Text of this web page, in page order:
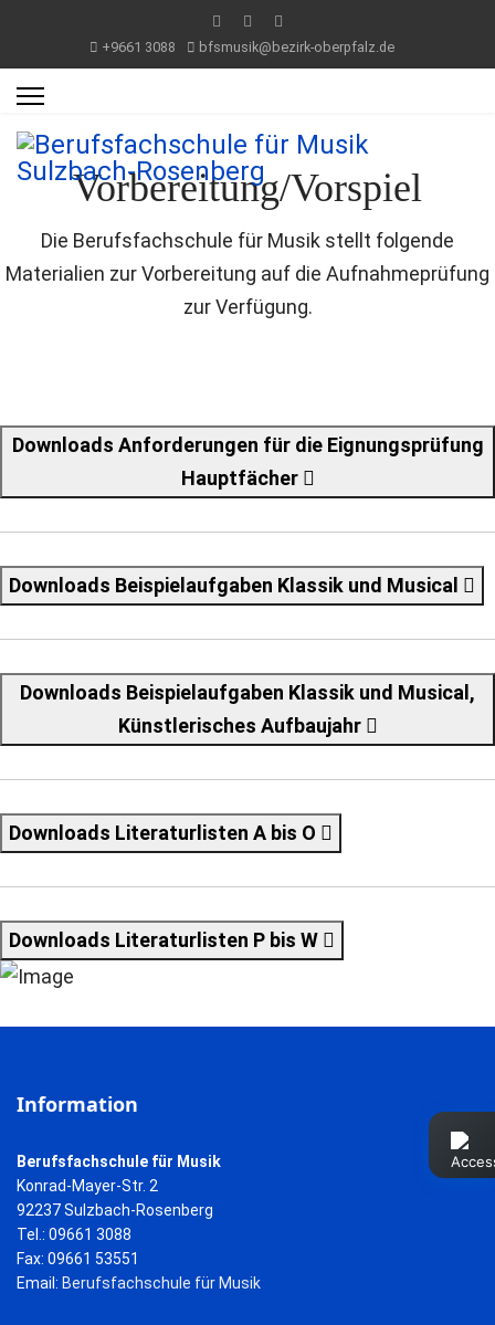
+9661 3088 bfsmusik@bezirk-oberpfalz.de
Vorbereitung/Vorspiel
Die Berufsfachschule für Musik stellt folgende
Materialien zur Vorbereitung auf die Aufnahmeprüfung
zur Verfügung.
Downloads Anforderungen für die Eignungsprüfung
Hauptfächer
Downloads Beispielaufgaben Klassik und Musical
Downloads Beispielaufgaben Klassik und Musical,
Künstlerisches Aufbaujahr
Downloads Literaturlisten A bis O
Downloads Literaturlisten P bis W
Information
Berufsfachschule für Musik
Konrad-Mayer-Str. 2
92237 Sulzbach-Rosenberg
Tel.: 09661 3088
Fax: 09661 53551
Email: Berufsfachschule für Musik